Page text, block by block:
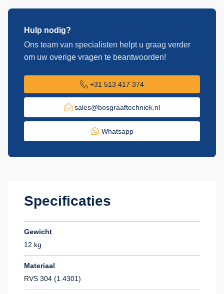
Hulp nodig?
Ons team van specialisten helpt u graag verder
om uw overige vragen te beantwoorden!
+31 513 417 374
sales@bosgraaftechniek.nl
Whatsapp
Specificaties
Gewicht
12 kg
Materiaal
RVS 304 (1.4301)